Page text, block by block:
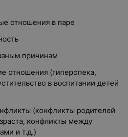
отношения в паре
причинам
отношения (гиперопека,
в воспитании детей
(конфликты родителей
конфликты между
и т.д.)